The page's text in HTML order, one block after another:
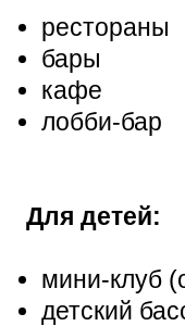
рестораны
бары
кафе
лобби-бар
Для детей:
мини-клуб
детский